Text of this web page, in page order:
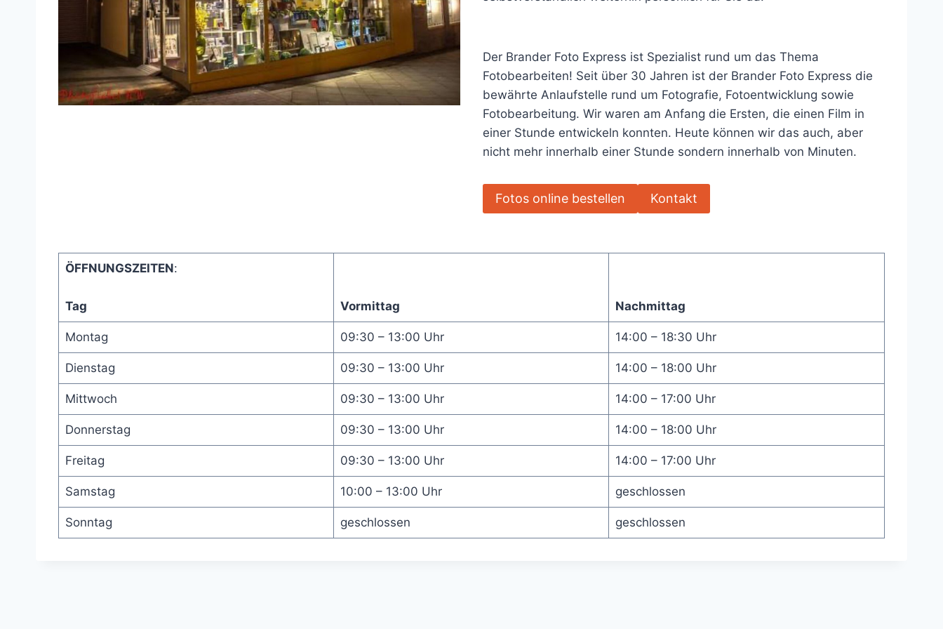
Der Brander Foto Express ist Spezialist rund um das Thema
Fotobearbeiten! Seit über 30 Jahren ist der Brander Foto Express die
bewährte Anlaufstelle rund um Fotografie, Fotoentwicklung sowie
Fotobearbeitung. Wir waren am Anfang die Ersten, die einen Film in
einer Stunde entwickeln konnten. Heute können wir das auch, aber
nicht mehr innerhalb einer Stunde sondern innerhalb von Minuten.
Fotos online bestellen Kontakt
ÖFFNUNGSZEITEN:
Tag Vormittag Nachmittag
Montag 09:30 – 13:00 Uhr 14:00 – 18:30 Uhr
Dienstag 09:30 – 13:00 Uhr 14:00 – 18:00 Uhr
Mittwoch 09:30 – 13:00 Uhr 14:00 – 17:00 Uhr
Donnerstag 09:30 – 13:00 Uhr 14:00 – 18:00 Uhr
Freitag 09:30 – 13:00 Uhr 14:00 – 17:00 Uhr
Samstag 10:00 – 13:00 Uhr geschlossen
Sonntag geschlossen geschlossen